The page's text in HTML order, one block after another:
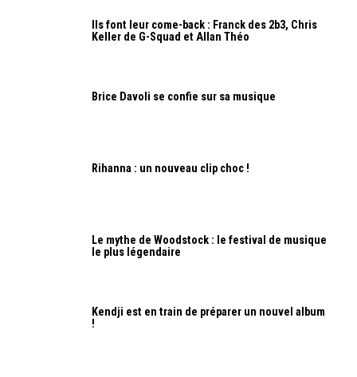
Ils font leur come-back : Franck des 2b3, Chris
Keller de G-Squad et Allan Théo
Brice Davoli se confie sur sa musique
Rihanna : un nouveau clip choc !
Le mythe de Woodstock : le festival de musique
le plus légendaire
Kendji est en train de préparer un nouvel album
!